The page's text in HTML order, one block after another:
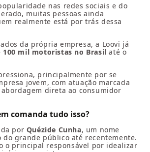
nas redes sociais e do
muitas pessoas ainda
realmente está por trás dessa
da própria empresa, a Loovi já
100 mil motoristas no Brasil até o
principalmente por se
jovem, com atuação marcada
direta ao consumidor
comanda tudo isso?
por Quézide Cunha, um nome
do grande público até recentemente.
o principal responsável por idealizar